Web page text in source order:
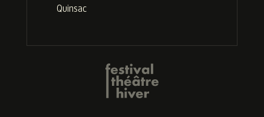
Quinsac